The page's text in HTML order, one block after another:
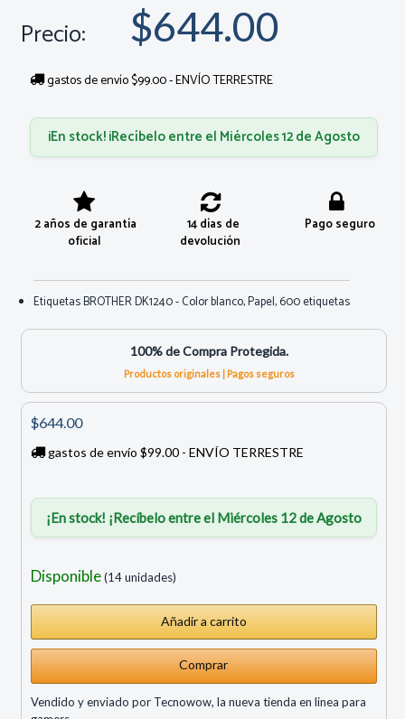
Precio: $644.00
gastos de envío $99.00 - ENVÍO TERRESTRE
¡En stock! ¡Recíbelo entre el Miércoles 12 de Agosto
2 años de garantía
oficial
14 días de
devolución
Pago seguro
Etiquetas BROTHER DK1240 - Color blanco, Papel, 600 etiquetas
100% de Compra Protegida.
Productos originales | Pagos seguros
$644.00
gastos de envío $99.00 - ENVÍO TERRESTRE
¡En stock! ¡Recíbelo entre el Miércoles 12 de Agosto
Disponible(14 unidades)
Comprar
Vendido y enviado por Tecnowow, la nueva tienda en linea para